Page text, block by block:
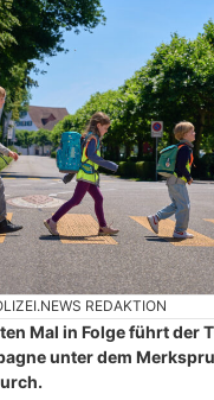
REDAKTION
Mal in Folge führt der
unter dem